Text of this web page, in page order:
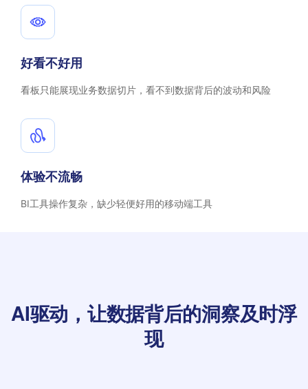
好看不好用
看板只能展现业务数据切片，看不到数据背后的波动和风险
体验不流畅
BI工具操作复杂，缺少轻便好用的移动端工具
AI驱动，让数据背后的洞察及时浮
现